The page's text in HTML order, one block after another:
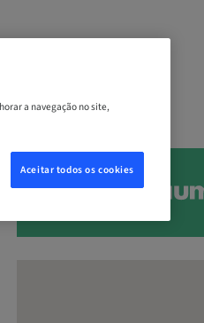
a navegação no site,
Aceitar todos os cookies